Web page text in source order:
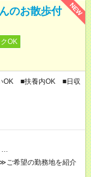
NEW
のお散歩付
OK
OK ■扶養内OK ■日収
…
ご希望の勤務地を紹介